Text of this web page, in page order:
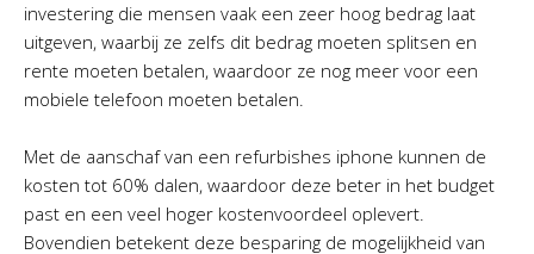
investering die mensen vaak een zeer hoog bedrag laat
uitgeven, waarbij ze zelfs dit bedrag moeten splitsen en
rente moeten betalen, waardoor ze nog meer voor een
mobiele telefoon moeten betalen.
Met de aanschaf van een refurbishes iphone kunnen de
kosten tot 60% dalen, waardoor deze beter in het budget
past en een veel hoger kostenvoordeel oplevert.
Bovendien betekent deze besparing de mogelijkheid van